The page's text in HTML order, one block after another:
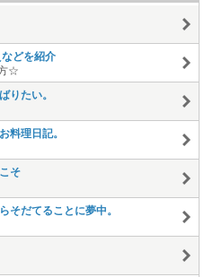
どを紹介
☆
りたい。
料理日記。
そ
そだてることに夢中。